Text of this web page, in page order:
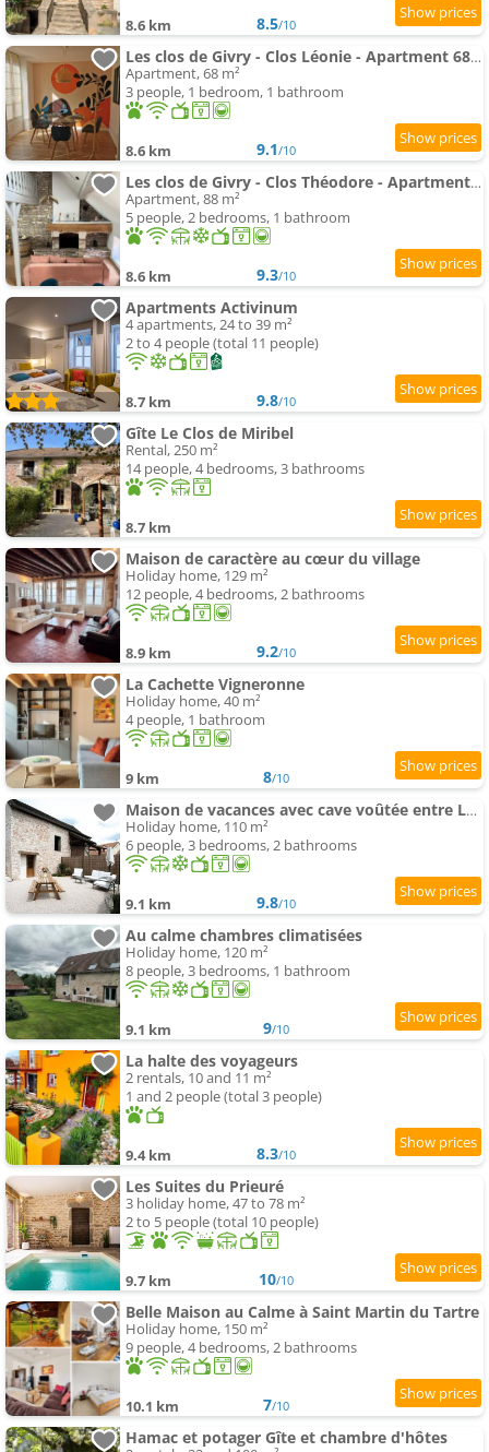
8.6 km 8.5/10
Les clos de Givry - Clos Léonie - Apartment 68m2 spacieux, lumineux et avec sauna
Apartment, 68 m²
3 people, 1 bedroom, 1 bathroom
8.6 km 9.1/10
Les clos de Givry - Clos Théodore - Apartment 88m2 climatisé avec sauna et petite terrasse
Apartment, 88 m²
5 people, 2 bedrooms, 1 bathroom
8.6 km 9.3/10
Apartments Activinum
4 apartments, 24 to 39 m²
2 to 4 people (total 11 people)
8.7 km 9.8/10
Gîte Le Clos de Miribel
Rental, 250 m²
14 people, 4 bedrooms, 3 bathrooms
8.7 km
Maison de caractère au cœur du village
Holiday home, 129 m²
12 people, 4 bedrooms, 2 bathrooms
8.9 km 9.2/10
La Cachette Vigneronne
Holiday home, 40 m²
4 people, 1 bathroom
9 km 8/10
Maison de vacances avec cave voûtée entre Lyon et Beaune
Holiday home, 110 m²
6 people, 3 bedrooms, 2 bathrooms
9.1 km 9.8/10
Au calme chambres climatisées
Holiday home, 120 m²
8 people, 3 bedrooms, 1 bathroom
9.1 km 9/10
La halte des voyageurs
2 rentals, 10 and 11 m²
1 and 2 people (total 3 people)
9.4 km 8.3/10
Les Suites du Prieuré
3 holiday home, 47 to 78 m²
2 to 5 people (total 10 people)
9.7 km 10/10
Belle Maison au Calme à Saint Martin du Tartre
Holiday home, 150 m²
9 people, 4 bedrooms, 2 bathrooms
10.1 km 7/10
Hamac et potager Gîte et chambre d'hôtes